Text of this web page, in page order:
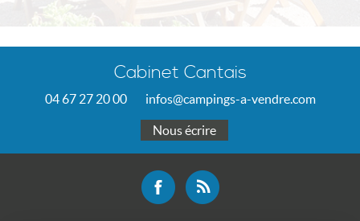
Cabinet Cantais
04 67 27 20 00 infos@campings-a-vendre.com
Nous écrire